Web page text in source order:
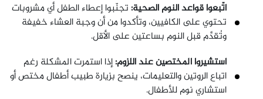
اتّبعوا قواعد النوم الصحية:تجنّبوا إعطاء الطفل أي مشروبات
تحتوي على الكافيين، وتأكدوا من أن وجبة العشاء خفيفة
وتُقدَّم قبل النوم بساعتين على الأقل.
استشيروا المختصين عند اللزوم:إذا استمرت المشكلة رغم
اتباع الروتين والتعليمات، ينصح بزيارة طبيب أطفال مختص أو
استشاري نوم للأطفال.